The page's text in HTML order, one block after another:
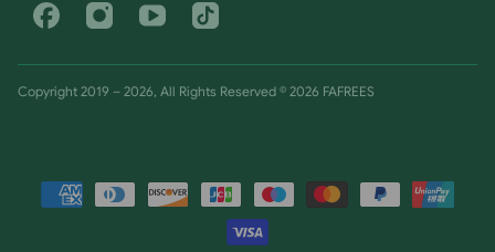
FacebookInstagramYoutubeTiktok
Copyright 2019 – 2026, All Rights Reserved © 2026 FAFREES
Betalningsmetoder